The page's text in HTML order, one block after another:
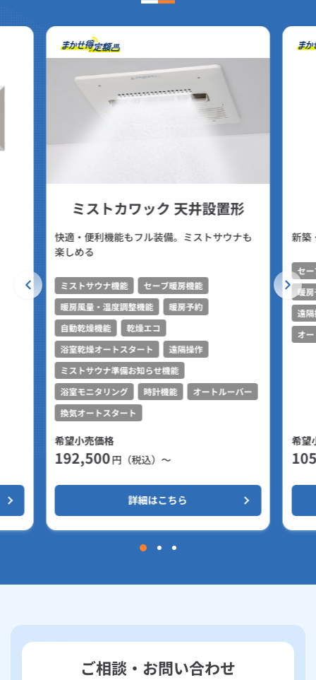
ミストカワック 天井設置形
快適・便利機能もフル装備。ミストサウナも
楽しめる
ミストサウナ機能
セーブ暖房機能
暖房風量・温度調整機能
暖房予約
自動乾燥機能
乾燥エコ
浴室乾燥オートスタート
遠隔操作
ミストサウナ準備お知らせ機能
浴室モニタリング
時計機能
オートルーバー
換気オートスタート
希望小売価格
192,500円（税込）～
詳細はこちら
新築
セ
暖
遠
オ
希望
ご相談・お問い合わせ